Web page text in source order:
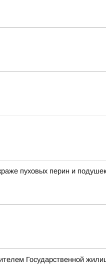
пуховых перин и подушек
Государственной